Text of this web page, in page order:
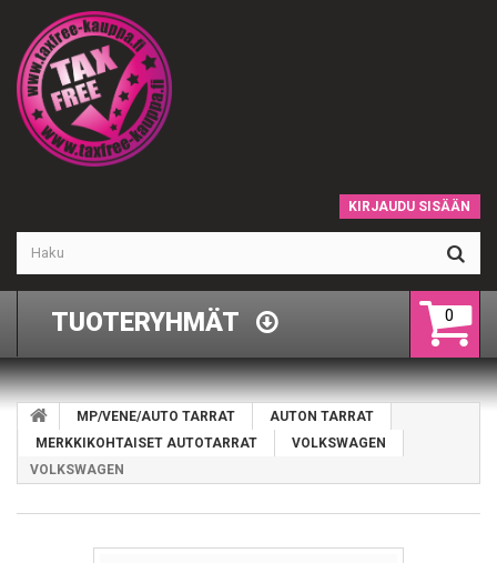
KIRJAUDU SISÄÄN
0
TUOTERYHMÄT
MP/VENE/AUTO TARRAT
AUTON TARRAT
MERKKIKOHTAISET AUTOTARRAT
VOLKSWAGEN
VOLKSWAGEN